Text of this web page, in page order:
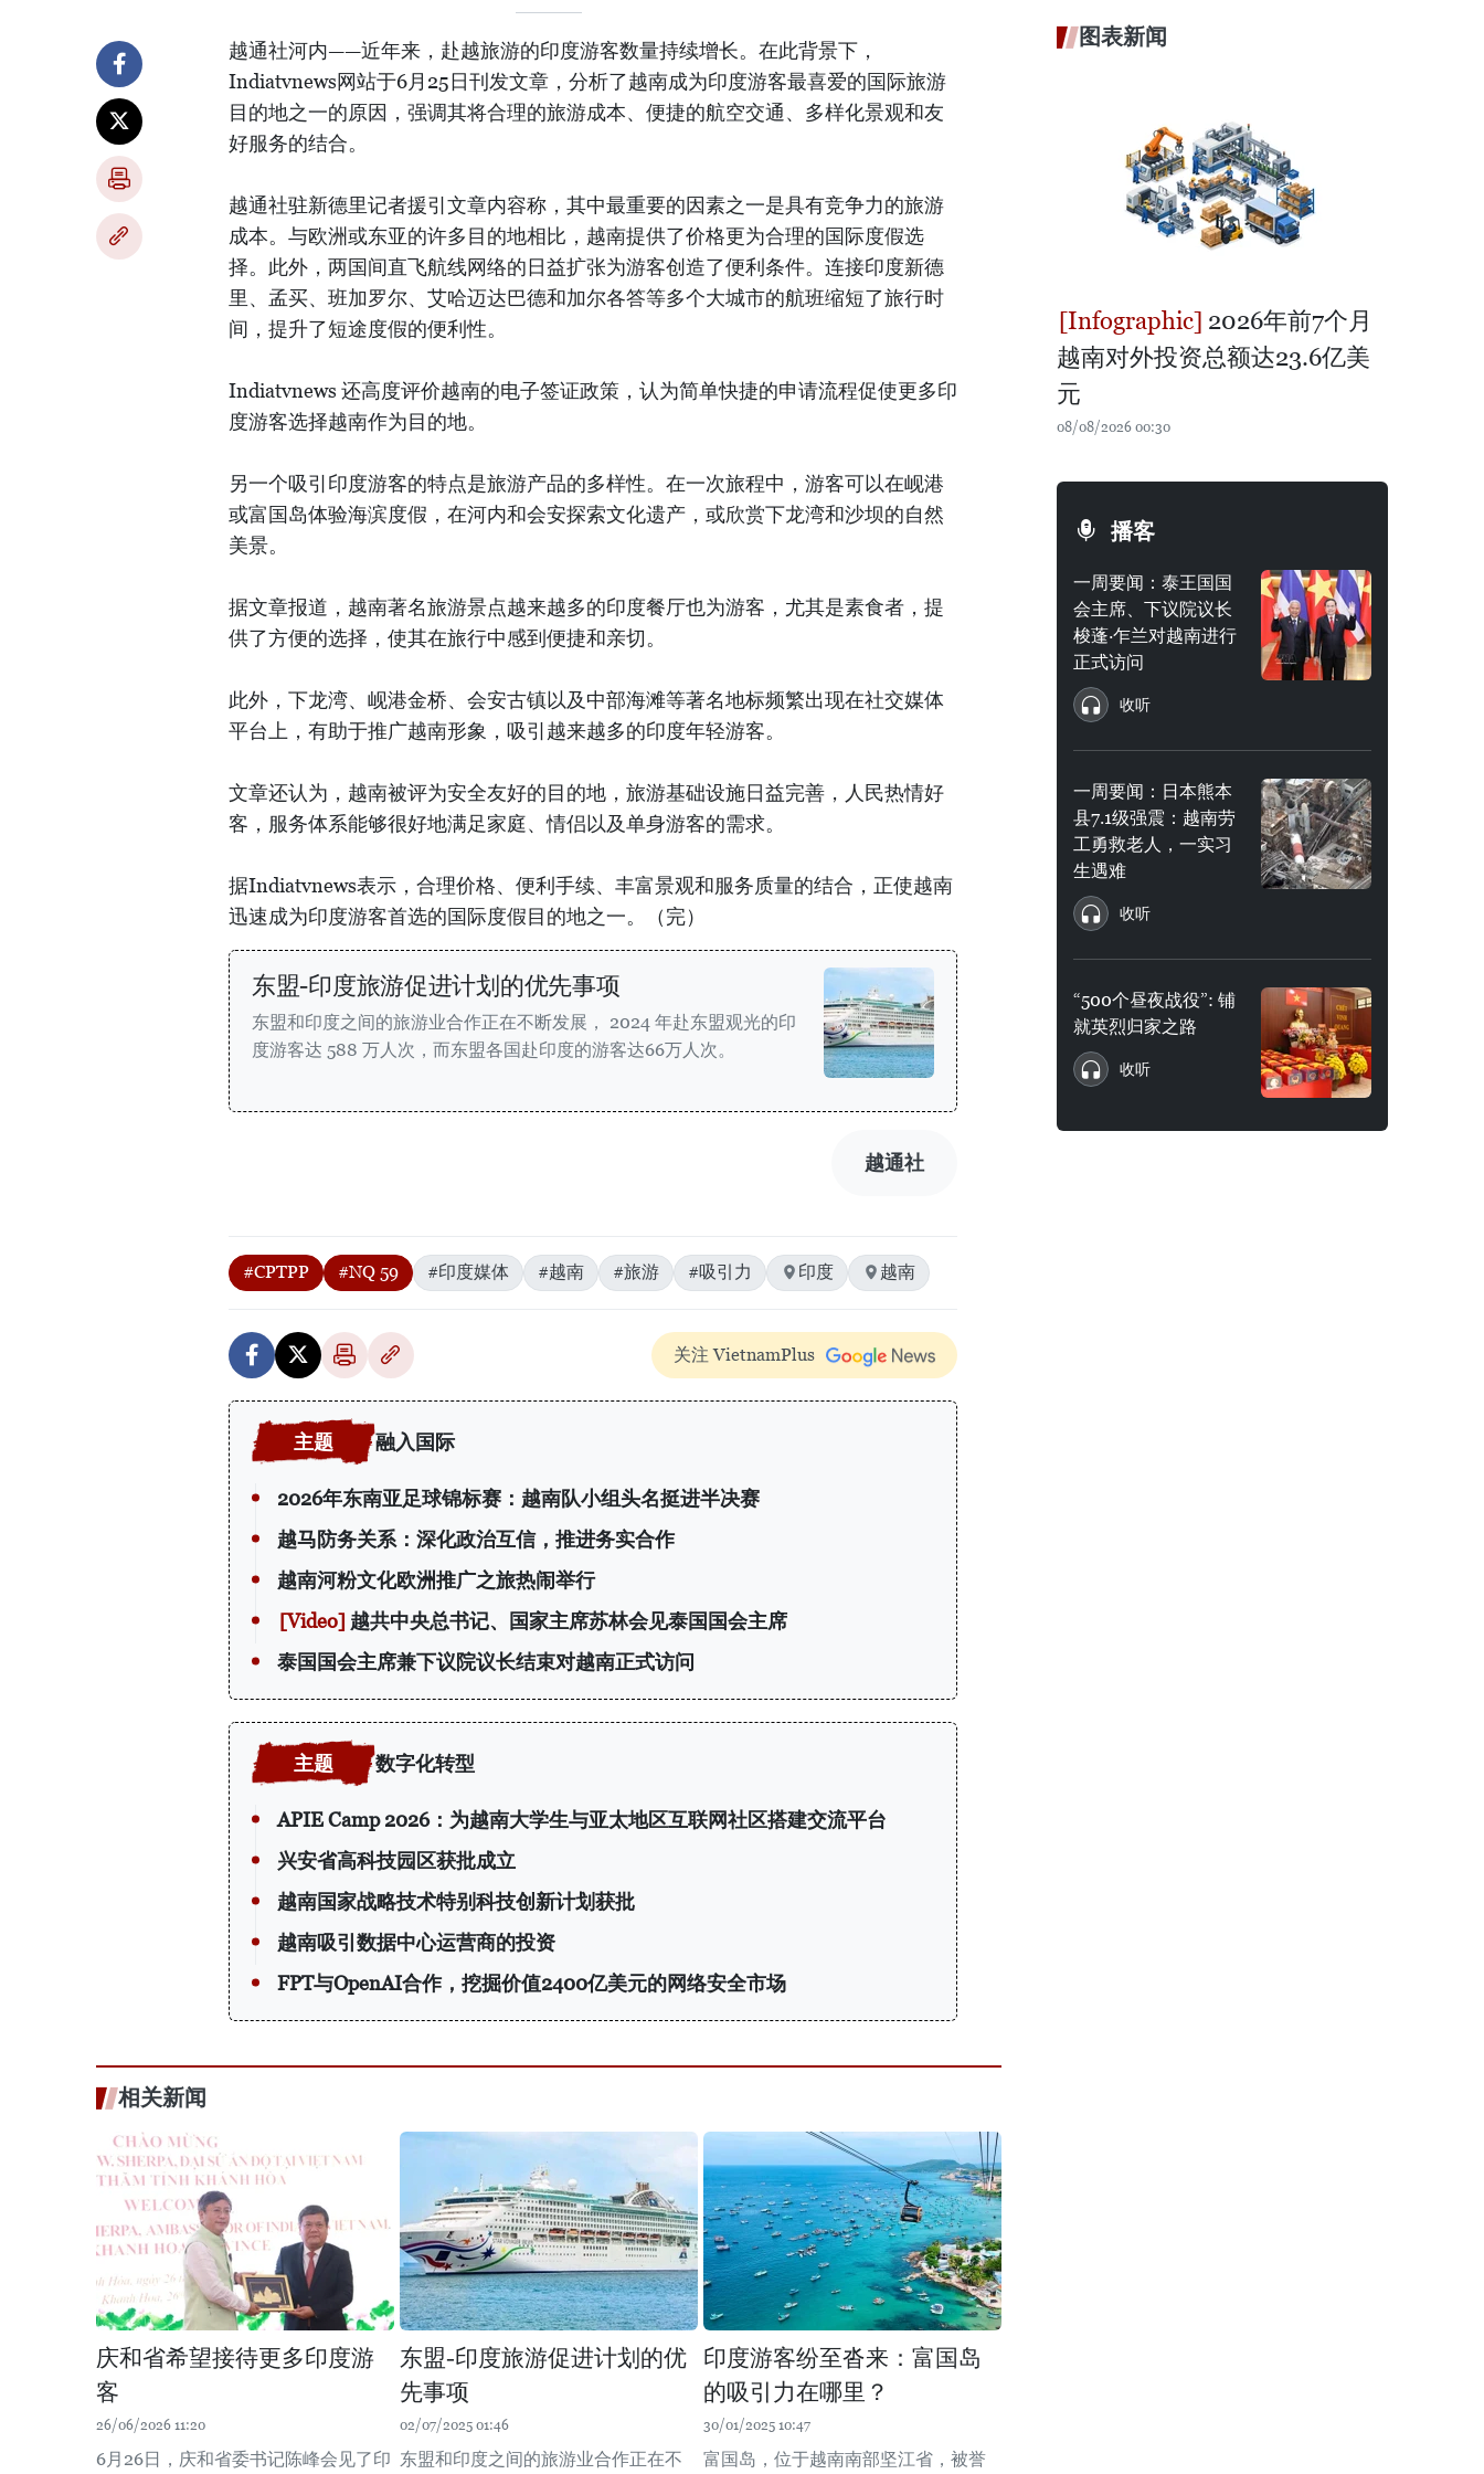
越通社河内——近年来，赴越旅游的印度游客数量持续增长。在此背景下，
Indiatvnews网站于6月25日刊发文章，分析了越南成为印度游客最喜爱的国际旅游
目的地之一的原因，强调其将合理的旅游成本、便捷的航空交通、多样化景观和友
好服务的结合。
越通社驻新德里记者援引文章内容称，其中最重要的因素之一是具有竞争力的旅游
成本。与欧洲或东亚的许多目的地相比，越南提供了价格更为合理的国际度假选
择。此外，两国间直飞航线网络的日益扩张为游客创造了便利条件。连接印度新德
里、孟买、班加罗尔、艾哈迈达巴德和加尔各答等多个大城市的航班缩短了旅行时
间，提升了短途度假的便利性。
Indiatvnews 还高度评价越南的电子签证政策，认为简单快捷的申请流程促使更多印
度游客选择越南作为目的地。
另一个吸引印度游客的特点是旅游产品的多样性。在一次旅程中，游客可以在岘港
或富国岛体验海滨度假，在河内和会安探索文化遗产，或欣赏下龙湾和沙坝的自然
美景。
据文章报道，越南著名旅游景点越来越多的印度餐厅也为游客，尤其是素食者，提
供了方便的选择，使其在旅行中感到便捷和亲切。
此外，下龙湾、岘港金桥、会安古镇以及中部海滩等著名地标频繁出现在社交媒体
平台上，有助于推广越南形象，吸引越来越多的印度年轻游客。
文章还认为，越南被评为安全友好的目的地，旅游基础设施日益完善，人民热情好
客，服务体系能够很好地满足家庭、情侣以及单身游客的需求。
据Indiatvnews表示，合理价格、便利手续、丰富景观和服务质量的结合，正使越南
迅速成为印度游客首选的国际度假目的地之一。（完）
东盟-印度旅游促进计划的优先事项
东盟和印度之间的旅游业合作正在不断发展， 2024 年赴东盟观光的印
度游客达 588 万人次，而东盟各国赴印度的游客达66万人次。
越通社
#CPTPP #NQ 59 #印度媒体 #越南 #旅游 #吸引力 印度 越南
关注 VietnamPlus
融入国际
2026年东南亚足球锦标赛：越南队小组头名挺进半决赛
越马防务关系：深化政治互信，推进务实合作
越南河粉文化欧洲推广之旅热闹举行
越共中央总书记、国家主席苏林会见泰国国会主席
泰国国会主席兼下议院议长结束对越南正式访问
数字化转型
APIE Camp 2026：为越南大学生与亚太地区互联网社区搭建交流平台
兴安省高科技园区获批成立
越南国家战略技术特别科技创新计划获批
越南吸引数据中心运营商的投资
FPT与OpenAI合作，挖掘价值2400亿美元的网络安全市场
相关新闻
庆和省希望接待更多印度游
客
26/06/2026 11:20
6月26日，庆和省委书记陈峰会见了印
东盟-印度旅游促进计划的优
先事项
02/07/2025 01:46
东盟和印度之间的旅游业合作正在不
印度游客纷至沓来：富国岛
的吸引力在哪里？
30/01/2025 10:47
富国岛，位于越南南部坚江省，被誉
图表新闻
2026年前7个月
越南对外投资总额达23.6亿美
元
08/08/2026 00:30
播客
一周要闻：泰王国国
会主席、下议院议长
梭蓬·乍兰对越南进行
正式访问
收听
一周要闻：日本熊本
县7.1级强震：越南劳
工勇救老人，一实习
生遇难
收听
“500个昼夜战役”: 铺
就英烈归家之路
收听